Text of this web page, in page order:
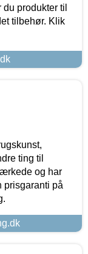
produkter til
tilbehør. Klik
ting til
og har
prisgaranti på